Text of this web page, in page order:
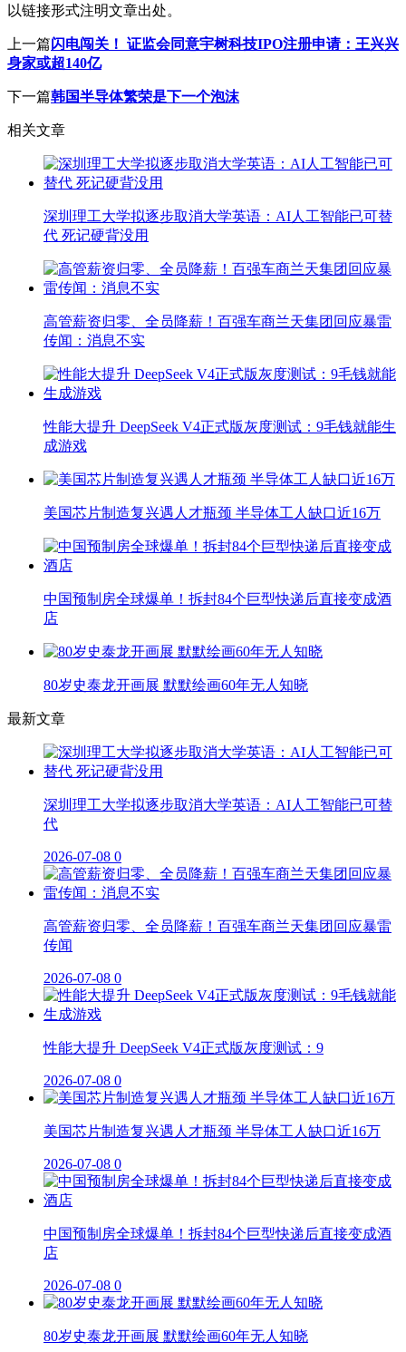
以链接形式注明文章出处。
上一篇闪电闯关！ 证监会同意宇树科技IPO注册申请：王兴兴
身家或超140亿
下一篇韩国半导体繁荣是下一个泡沫
相关文章
深圳理工大学拟逐步取消大学英语：AI人工智能已可替
代 死记硬背没用
高管薪资归零、全员降薪！百强车商兰天集团回应暴雷
传闻：消息不实
性能大提升 DeepSeek V4正式版灰度测试：9毛钱就能生
成游戏
美国芯片制造复兴遇人才瓶颈 半导体工人缺口近16万
中国预制房全球爆单！拆封84个巨型快递后直接变成酒
店
80岁史泰龙开画展 默默绘画60年无人知晓
最新文章
深圳理工大学拟逐步取消大学英语：AI人工智能已可替
代
2026-07-08 0
高管薪资归零、全员降薪！百强车商兰天集团回应暴雷
传闻
2026-07-08 0
性能大提升 DeepSeek V4正式版灰度测试：9
2026-07-08 0
美国芯片制造复兴遇人才瓶颈 半导体工人缺口近16万
2026-07-08 0
中国预制房全球爆单！拆封84个巨型快递后直接变成酒
店
2026-07-08 0
80岁史泰龙开画展 默默绘画60年无人知晓